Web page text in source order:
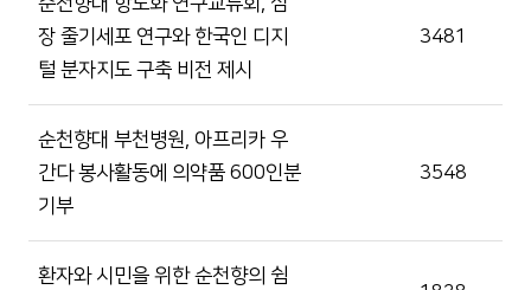
장 줄기세포 연구와 한국인 디지
털 분자지도 구축 비전 제시
3481
순천향대 부천병원, 아프리카 우
간다 봉사활동에 의약품 600인분
기부
3548
환자와 시민을 위한 순천향의 쉼